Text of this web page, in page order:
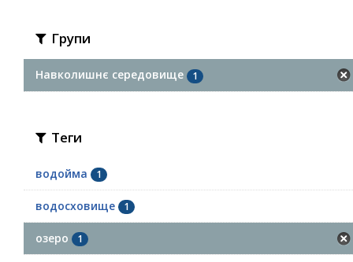
Групи
Навколишнє середовище 1
Теги
водойма 1
водосховище 1
озеро 1